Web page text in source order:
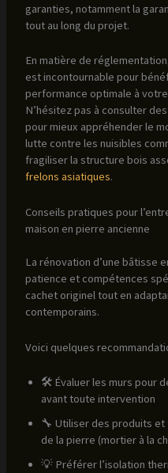
garanties, notamment la
tout au long du projet.
En matière de
est incontournable pour
performance optimale à
N’hésitez pas à consulter
pour mieux appréhender le
lutte contre les nuisibles
fragiliser la structure bois
frelons asiatiques.
Conseils pratiques pour
maison en pierre ancienne
La rénovation d’une bâtisse
patience et compétences
cachet originel tout en
contemporains.
Voici quelques
🛠️ Évaluer les murs pour
avant toute intervention
🔧 Utiliser des produits
de la pierre (mortier à la
💡 Préférer l’isolation